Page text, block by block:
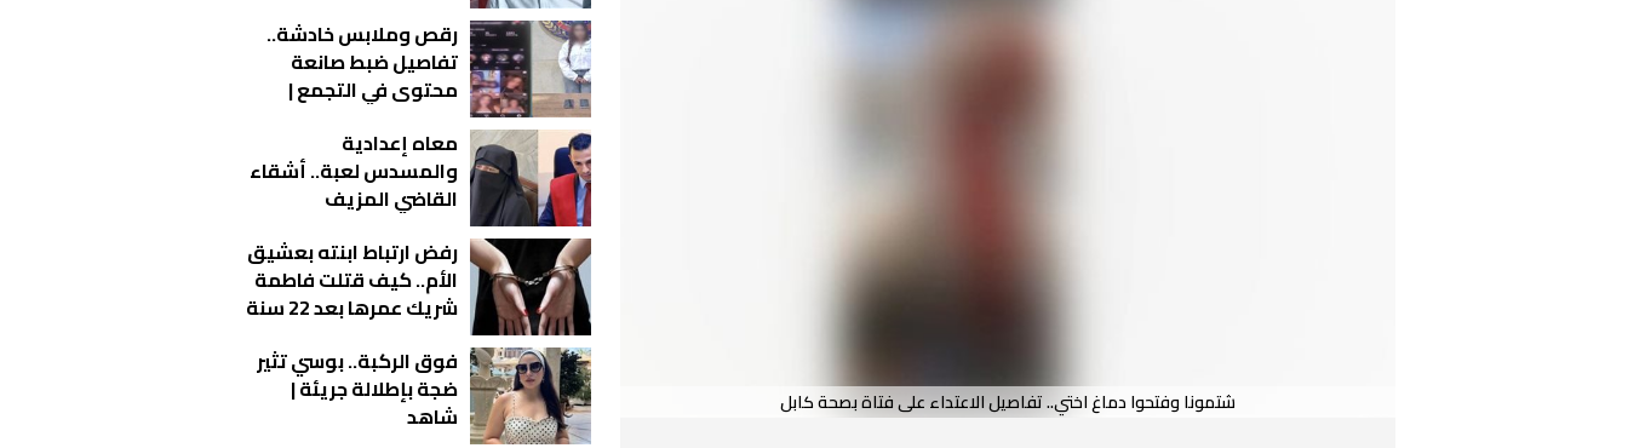
شتمونا وفتحوا دماغ اختي.. تفاصيل الاعتداء على فتاة بصحة كابل
رقص وملابس خادشة..
تفاصيل ضبط صانعة
محتوى في التجمع |
معاه إعدادية
والمسدس لعبة.. أشقاء
القاضي المزيف
صادمة
رفض ارتباط ابنته بعشيق
الأم.. كيف قتلت فاطمة
شريك عمرها بعد 22 سنة
فوق الركبة.. بوسي تثير
ضجة بإطلالة جريئة |
شاهد